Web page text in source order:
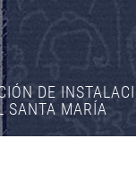
DE
SANTA MARÍA